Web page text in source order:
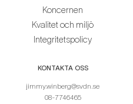
Koncernen
Kvalitet och miljö
Integritetspolicy
KONTAKTA OSS
jimmy.winberg@svdn.se
08-7746465